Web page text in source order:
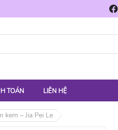
TOÁN LIÊN HỆ
kem – Jia Pei Le